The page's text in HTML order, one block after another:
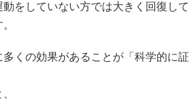
をしていない方では大きく回復して
くの効果があることが「科学的に証